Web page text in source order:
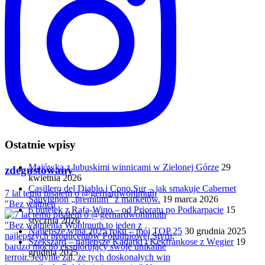
zdegustowany
7 lat temu pisałem o @gerhardwohlmuth
"Bez wątpien
Ostatnie wpisy
Majówka z lubuskimi winnicami w Zielonej Górze 29
kwietnia 2026
Casillero del Diablo i Cono Sur – jak smakuje Cabernet
Sauvignon „premium” z marketów. 19 marca 2026
6 butelek z Rafa-Wino – od Prioratu po Podkarpacie 15
stycznia 2026
Najlepsze wina 2025 roku – mój TOP 25 30 grudnia 2025
Szekszárd – najlepsze Kadarki i Kékfrankose z Węgier 19
grudnia 2025